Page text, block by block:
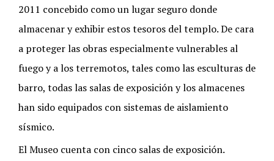
2011 concebido como un lugar seguro donde
almacenar y exhibir estos tesoros del templo. De cara
a proteger las obras especialmente vulnerables al
fuego y a los terremotos, tales como las esculturas de
barro, todas las salas de exposición y los almacenes
han sido equipados con sistemas de aislamiento
sísmico.
El Museo cuenta con cinco salas de exposición.